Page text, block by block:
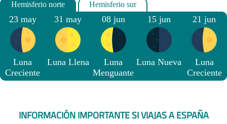
23 may
Luna
Creciente
31 may
Luna Llena
08 jun
Luna
Menguante
15 jun
Luna Nueva
21 jun
Luna
Creciente
INFORMACIÓN IMPORTANTE SI VIAJAS A ESPAÑA